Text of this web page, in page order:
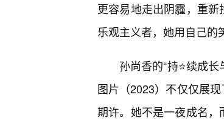
更容易地走出阴霾，重
乐观主义者，她用自己的
孙尚香的“持⭐续成
图片（2023）不仅仅展
期许。她不是一夜成名